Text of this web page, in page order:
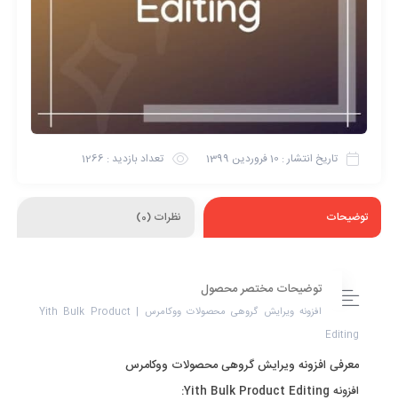
تاریخ انتشار : 10 فروردین 1399 تعداد بازدید : 1266
توضیحات نظرات (0)
توضیحات مختصر محصول
افزونه ویرایش گروهی محصولات ووکامرس | Yith Bulk Product
Editing
معرفی افزونه ویرایش گروهی محصولات ووکامرس
افزونه Yith Bulk Product Editing: